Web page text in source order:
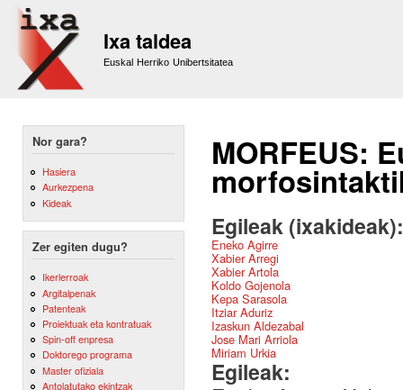
Ixa taldea
Euskal Herriko Unibertsitatea
Nor gara?
Hasiera
Aurkezpena
Kideak
Zer egiten dugu?
Ikerlerroak
Argitalpenak
Patenteak
Proiektuak eta kontratuak
Spin-off enpresa
Doktorego programa
Master ofiziala
Antolatutako ekintzak
MORFEUS:
Egileak
Eneko Agirre
Xabier Arregi
Xabier Artola
Koldo Gojenola
Kepa Sarasola
Itziar Aduriz
Izaskun Aldezabal
Jose Mari Arriola
Miriam Urkia
Egileak: